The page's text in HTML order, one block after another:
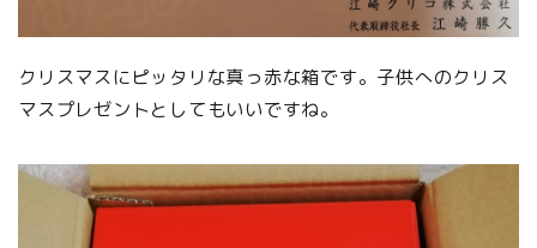
クリスマスにピッタリな真っ赤な箱です。子供へのクリス
マスプレゼントとしてもいいですね。